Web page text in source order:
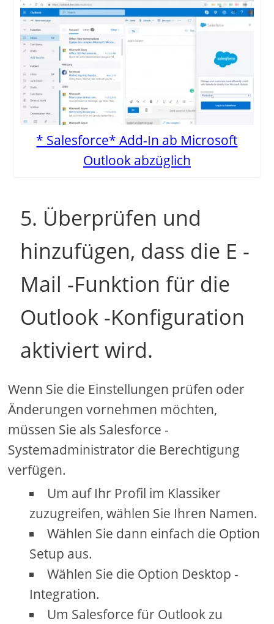
* Salesforce* Add-In ab Microsoft
Outlook abzüglich
5. Überprüfen und
hinzufügen, dass die E -
Mail -Funktion für die
Outlook -Konfiguration
aktiviert wird.
Wenn Sie die Einstellungen prüfen oder
Änderungen vornehmen möchten,
müssen Sie als Salesforce -
Systemadministrator die Berechtigung
verfügen.
Um auf Ihr Profil im Klassiker
zuzugreifen, wählen Sie Ihren Namen.
Wählen Sie dann einfach die Option
Setup aus.
Wählen Sie die Option Desktop -
Integration.
Um Salesforce für Outlook zu